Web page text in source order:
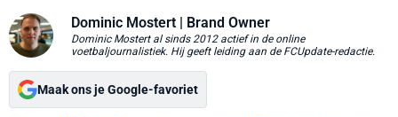
Dominic Mostert | Brand Owner
Dominic Mostert al sinds 2012 actief in de online
voetbaljournalistiek. Hij geeft leiding aan de FCUpdate-redactie.
Maak ons je Google-favoriet